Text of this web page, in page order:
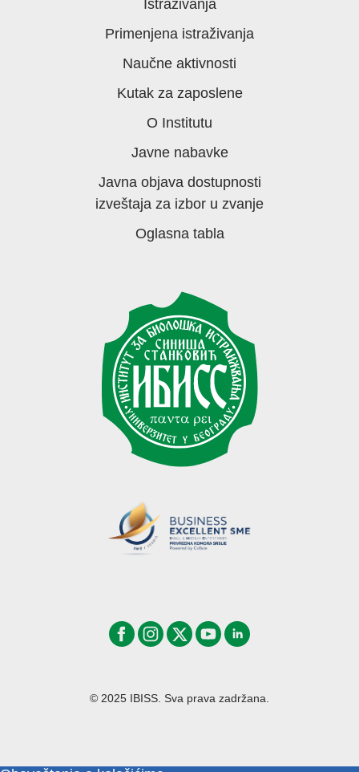
Istraživanja
Primenjena istraživanja
Naučne aktivnosti
Kutak za zaposlene
O Institutu
Javne nabavke
Javna objava dostupnosti
izveštaja za izbor u zvanje
Oglasna tabla
© 2025 IBISS. Sva prava zadržana.